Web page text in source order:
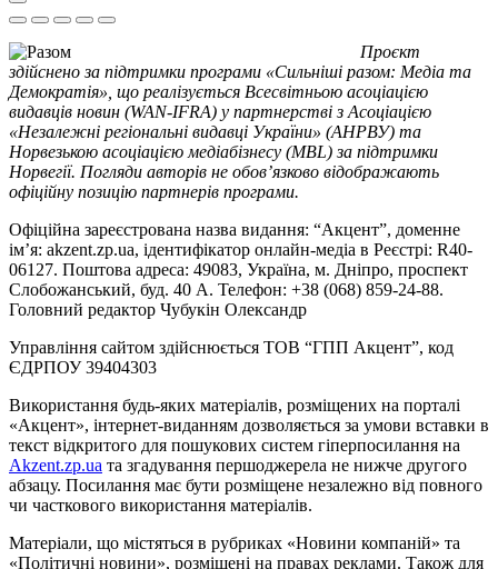
Проєкт
здійснено за підтримки програми «Сильніші разом: Медіа та
Демократія», що реалізується Всесвітньою асоціацією
видавців новин (WAN-IFRA) у партнерстві з Асоціацією
«Незалежні регіональні видавці України» (АНРВУ) та
Норвезькою асоціацією медіабізнесу (MBL) за підтримки
Норвегії. Погляди авторів не обов’язково відображають
офіційну позицію партнерів програми.
Офіційна зареєстрована назва видання: “Акцент”, доменне
ім’я: akzent.zp.ua, ідентифікатор онлайн-медіа в Реєстрі: R40-
06127. Поштова адреса: 49083, Україна, м. Дніпро, проспект
Слобожанський, буд. 40 А. Телефон: +38 (068) 859-24-88.
Головний редактор Чубукін Олександр
Управління сайтом здійснюється ТОВ “ГПП Акцент”, код
ЄДРПОУ 39404303
Використання будь-яких матеріалів, розміщених на порталі
«Акцент», інтернет-виданням дозволяється за умови вставки в
текст відкритого для пошукових систем гіперпосилання на
Akzent.zp.ua та згадування першоджерела не нижче другого
абзацу. Посилання має бути розміщене незалежно від повного
чи часткового використання матеріалів.
Матеріали, що містяться в рубриках «Новини компаній» та
«Політичні новини», розміщені на правах реклами. Також для